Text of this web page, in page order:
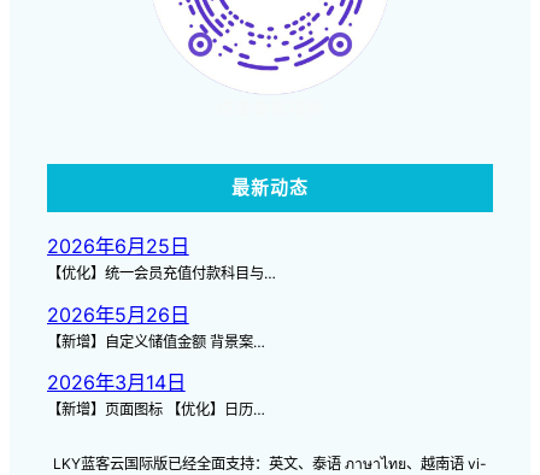
最新动态
2026年6月25日
【优化】统一会员充值付款科目与…
2026年5月26日
【新增】自定义储值金额 背景案…
2026年3月14日
【新增】页面图标 【优化】日历…
LKY蓝客云国际版已经全面支持：英文、泰语 ภาษาไทย、越南语 vi-